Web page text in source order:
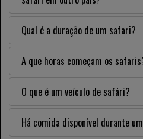
Qual é a duração de um safari?
A que horas começam os
O que é um veículo de safári?
Há comida disponível durante